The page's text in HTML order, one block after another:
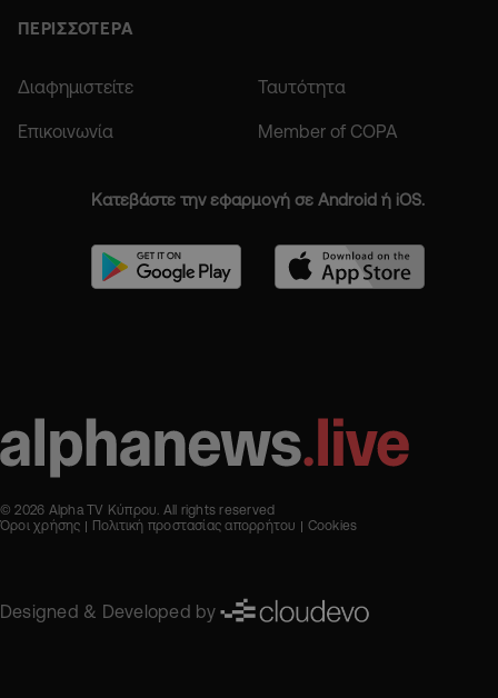
ΠΕΡΙΣΣΟΤΕΡΑ
Διαφημιστείτε Ταυτότητα
Επικοινωνία Member of COPA
Κατεβάστε την εφαρμογή σε Android ή iOS.
© 2026 Alpha TV Κύπρου. All rights reserved
Όροι χρήσης
Πολιτική προστασίας απορρήτου Cookies
Designed & Developed by